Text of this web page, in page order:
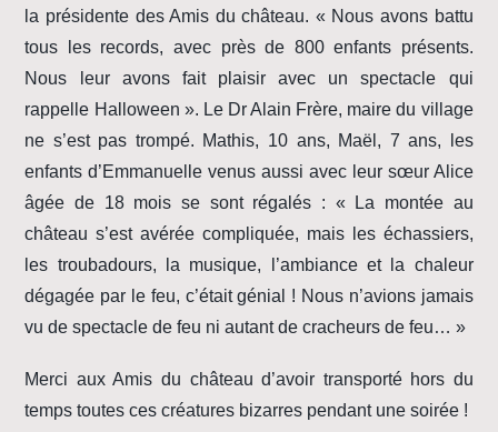
la présidente des Amis du château. « Nous avons battu
tous les records, avec près de 800 enfants présents.
Nous leur avons fait plaisir avec un spectacle qui
rappelle Halloween ». Le Dr Alain Frère, maire du village
ne s’est pas trompé. Mathis, 10 ans, Maël, 7 ans, les
enfants d’Emmanuelle venus aussi avec leur sœur Alice
âgée de 18 mois se sont régalés : « La montée au
château s’est avérée compliquée, mais les échassiers,
les troubadours, la musique, l’ambiance et la chaleur
dégagée par le feu, c’était génial ! Nous n’avions jamais
vu de spectacle de feu ni autant de cracheurs de feu… »
Merci aux Amis du château d’avoir transporté hors du
temps toutes ces créatures bizarres pendant une soirée !